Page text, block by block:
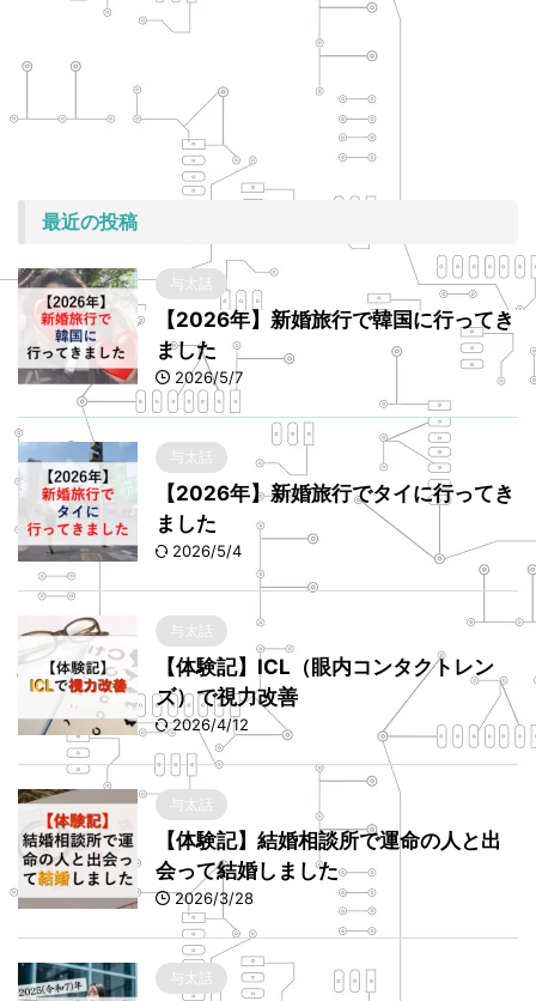
最近の投稿
与太話
【2026年】新婚旅行で韓国に行ってき
ました
2026/5/7
与太話
【2026年】新婚旅行でタイに行ってき
ました
2026/5/4
与太話
【体験記】ICL（眼内コンタクトレン
ズ）で視力改善
2026/4/12
与太話
【体験記】結婚相談所で運命の人と出
会って結婚しました
2026/3/28
与太話